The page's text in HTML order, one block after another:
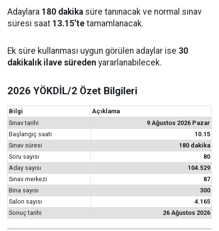
Adaylara 180 dakika süre tanınacak ve normal sınav
süresi saat 13.15’te tamamlanacak.
Ek süre kullanması uygun görülen adaylar ise 30
dakikalık ilave süreden yararlanabilecek.
2026 YÖKDİL/2 Özet Bilgileri
Bilgi
Açıklama
Sınav tarihi
9 Ağustos 2026 Pazar
Başlangıç saati
10.15
Sınav süresi
180 dakika
Soru sayısı
80
Aday sayısı
104.529
Sınav merkezi
87
Bina sayısı
300
Salon sayısı
4.165
Sonuç tarihi
26 Ağustos 2026